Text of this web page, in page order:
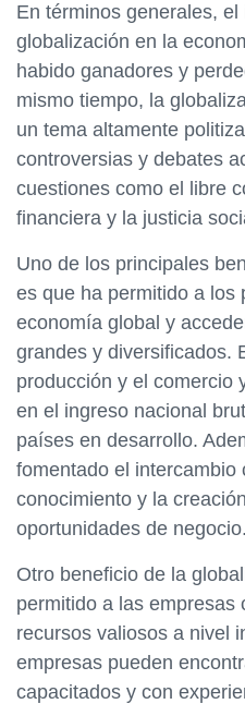
En términos generales,
globalización en la
habido ganadores y
mismo tiempo, la
un tema altamente
controversias y debates
cuestiones como el libre
financiera y la justicia
Uno de los principales
es que ha permitido a los
economía global y
grandes y diversificados.
producción y el comercio
en el ingreso nacional
países en desarrollo.
fomentado el intercambio
conocimiento y la
oportunidades de negocio.
Otro beneficio de la
permitido a las empresas
recursos valiosos a nivel
empresas pueden
capacitados y con